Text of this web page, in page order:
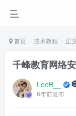
首页 技术教程 正
千峰教育网络
LoeB__
6年前发布